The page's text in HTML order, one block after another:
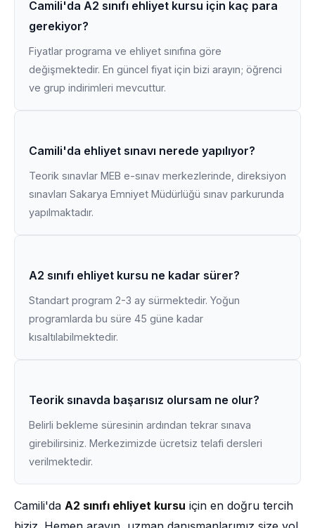
Camili'da A2 sınıfı ehliyet kursu için kaç para
gerekiyor?
Fiyatlar programa ve ehliyet sınıfına göre
değişmektedir. En güncel fiyat için bizi arayın; öğrenci
ve grup indirimleri mevcuttur.
Camili'da ehliyet sınavı nerede yapılıyor?
Teorik sınavlar MEB e-sınav merkezlerinde, direksiyon
sınavları Sakarya Emniyet Müdürlüğü sınav parkurunda
yapılmaktadır.
A2 sınıfı ehliyet kursu ne kadar sürer?
Standart program 2-3 ay sürmektedir. Yoğun
programlarda bu süre 45 güne kadar
kısaltılabilmektedir.
Teorik sınavda başarısız olursam ne olur?
Belirli bekleme süresinin ardından tekrar sınava
girebilirsiniz. Merkezimizde ücretsiz telafi dersleri
verilmektedir.
Camili'da A2 sınıfı ehliyet kursu için en doğru tercih